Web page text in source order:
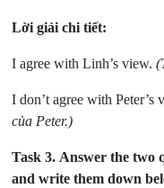
Lời giải chi tiết:
I agree with Linh’s view.
I don’t agree with Peter’s
của Peter.)
Task 3. Answer the two
and write them down